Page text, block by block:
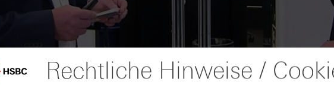
Rechtliche Hinweise /